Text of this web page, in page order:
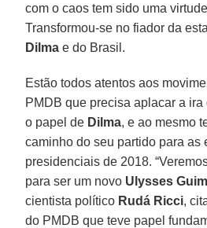
com o caos tem sido uma
Transformou-se no fiador da
Dilma e do Brasil.
Estão todos atentos aos
PMDB que precisa aplacar a
o papel de Dilma, e ao mesmo
caminho do seu partido para as
presidenciais de 2018.
para ser um novo Ulysses
cientista político Rudá Ricci,
do PMDB que teve papel